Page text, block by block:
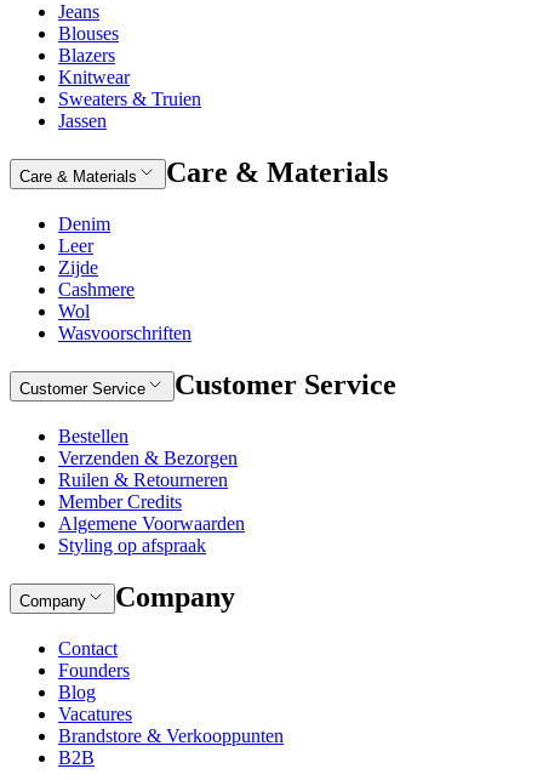
Jeans
Blouses
Blazers
Knitwear
Sweaters & Truien
Jassen
Care & Materials Care & Materials
Denim
Leer
Zijde
Cashmere
Wol
Wasvoorschriften
Customer Service Customer Service
Bestellen
Verzenden & Bezorgen
Ruilen & Retourneren
Member Credits
Algemene Voorwaarden
Styling op afspraak
Company Company
Contact
Founders
Blog
Vacatures
Brandstore & Verkooppunten
B2B